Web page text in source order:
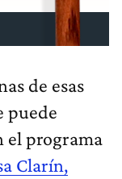
de esas
puede
el programa
Clarín,